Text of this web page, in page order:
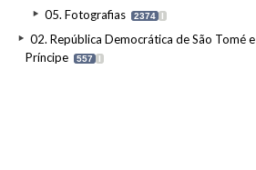
05. Fotografias 2374 I
02. República Democrática de São Tomé e
Príncipe
557 I